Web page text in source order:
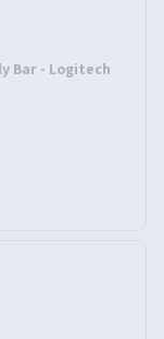
Bar - Logitech